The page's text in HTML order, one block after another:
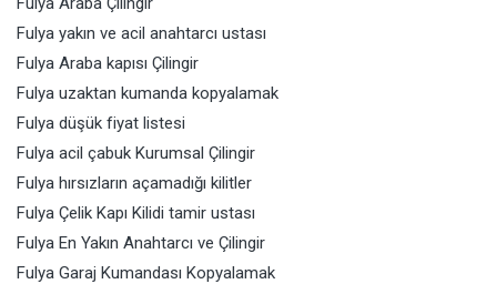
Fulya yakın ve acil anahtarcı ustası
Fulya Araba kapısı Çilingir
Fulya uzaktan kumanda kopyalamak
Fulya düşük fiyat listesi
Fulya acil çabuk Kurumsal Çilingir
Fulya hırsızların açamadığı kilitler
Fulya Çelik Kapı Kilidi tamir ustası
Fulya En Yakın Anahtarcı ve Çilingir
Fulya Garaj Kumandası Kopyalamak